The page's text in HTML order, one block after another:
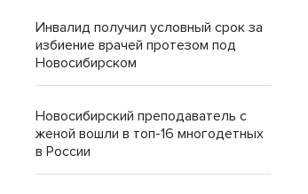
Инвалид получил условный срок за
избиение врачей протезом под
Новосибирском
Новосибирский преподаватель с
женой вошли в топ-16 многодетных
в России